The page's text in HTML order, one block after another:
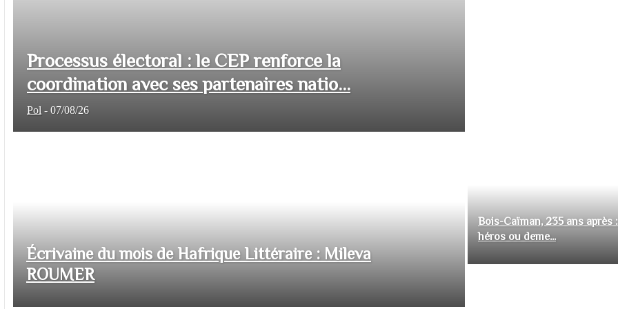
Processus électoral : le CEP renforce la
coordination avec ses partenaires natio...
Pol - 07/08/26
Écrivaine du mois de Hafrique Littéraire : Mileva
ROUMER
Bois-Caïman, 235 ans après
héros ou deme...